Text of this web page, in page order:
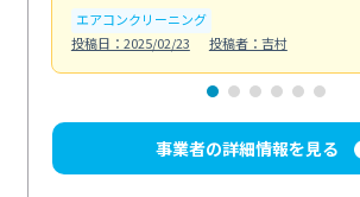
エアコンクリーニング
投稿日：2025/02/23
投稿者：吉村
事業者の詳細情報を見る